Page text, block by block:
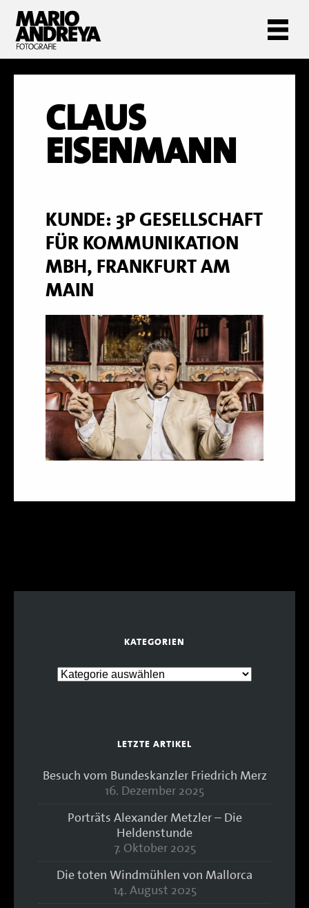
CLAUS
EISENMANN
KUNDE: 3P GESELLSCHAFT
FÜR KOMMUNIKATION
MBH, FRANKFURT AM
MAIN
KATEGORIEN
LETZTE ARTIKEL
Besuch vom Bundeskanzler Friedrich Merz
16. Dezember 2025
Porträts Alexander Metzler – Die
Heldenstunde
7. Oktober 2025
Die toten Windmühlen von Mallorca
14. August 2025